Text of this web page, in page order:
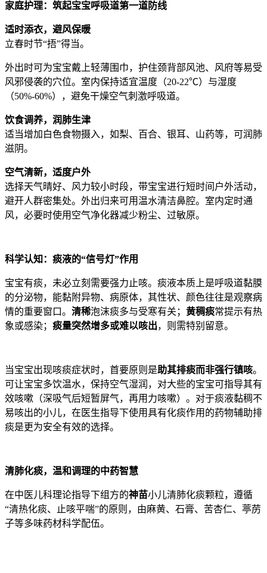
家庭护理：筑起宝宝呼吸道第一道防线
适时添衣，避风保暖
立春时节“捂”得当。
外出时可为宝宝戴上轻薄围巾，护住颈背部风池、风府等易受
风邪侵袭的穴位。室内保持适宜温度（20-22℃）与湿度
（50%-60%），避免干燥空气刺激呼吸道。
饮食调养，润肺生津
适当增加白色食物摄入，如梨、百合、银耳、山药等，可润肺
滋阴。
空气清新，适度户外
选择天气晴好、风力较小时段，带宝宝进行短时间户外活动，
避开人群密集处。外出归来可用温水清洁鼻腔。室内定时通
风，必要时使用空气净化器减少粉尘、过敏原。
科学认知：痰液的“信号灯”作用
宝宝有痰，未必立刻需要强力止咳。痰液本质上是呼吸道黏膜
的分泌物，能黏附异物、病原体，其性状、颜色往往是观察病
情的重要窗口。 清稀泡沫痰多与受寒有关； 黄稠痰常提示有热
象或感染； 痰量突然增多或难以咳出，则需特别留意。
当宝宝出现咳痰症状时，首要原则是助其排痰而非强行镇咳。
可让宝宝多饮温水，保持空气湿润，对大些的宝宝可指导其有
效咳嗽（深吸气后短暂屏气，再用力咳嗽）。对于痰液黏稠不
易咳出的小儿，在医生指导下使用具有化痰作用的药物辅助排
痰是更为安全有效的选择。
清肺化痰，温和调理的中药智慧
在中医儿科理论指导下组方的神苗小儿清肺化痰颗粒，遵循
“清热化痰、止咳平喘”的原则，由麻黄、石膏、苦杏仁、葶苈
子等多味药材科学配伍。